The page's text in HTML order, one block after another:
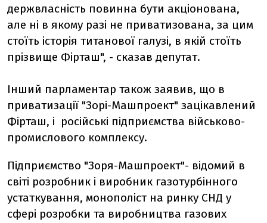
держвласність повинна бути акціонована,
але ні в якому разі не приватизована, за цим
стоїть історія титанової галузі, в якій стоїть
прізвище Фірташ", - сказав депутат.
Інший парламентар також заявив, що в
приватизації "Зорі-Машпроект" зацікавлений
Фірташ, і російські підприємства військово-
промислового комплексу.
Підприємство "Зоря-Машпроект"- відомий в
світі розробник і виробник газотурбінного
устаткування, монополіст на ринку СНД у
сфері розробки та виробництва газових